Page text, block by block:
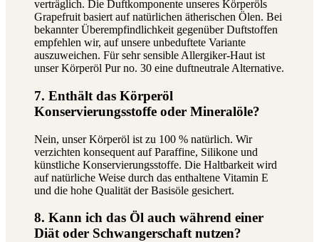
verträglich. Die Duftkomponente unseres Körperöls
Grapefruit basiert auf natürlichen ätherischen Ölen. Bei
bekannter Überempfindlichkeit gegenüber Duftstoffen
empfehlen wir, auf unsere unbeduftete Variante
auszuweichen. Für sehr sensible Allergiker-Haut ist
unser Körperöl Pur no. 30 eine duftneutrale Alternative.
7. Enthält das Körperöl
Konservierungsstoffe oder Mineralöle?
Nein, unser Körperöl ist zu 100 % natürlich. Wir
verzichten konsequent auf Paraffine, Silikone und
künstliche Konservierungsstoffe. Die Haltbarkeit wird
auf natürliche Weise durch das enthaltene Vitamin E
und die hohe Qualität der Basisöle gesichert.
8. Kann ich das Öl auch während einer
Diät oder Schwangerschaft nutzen?